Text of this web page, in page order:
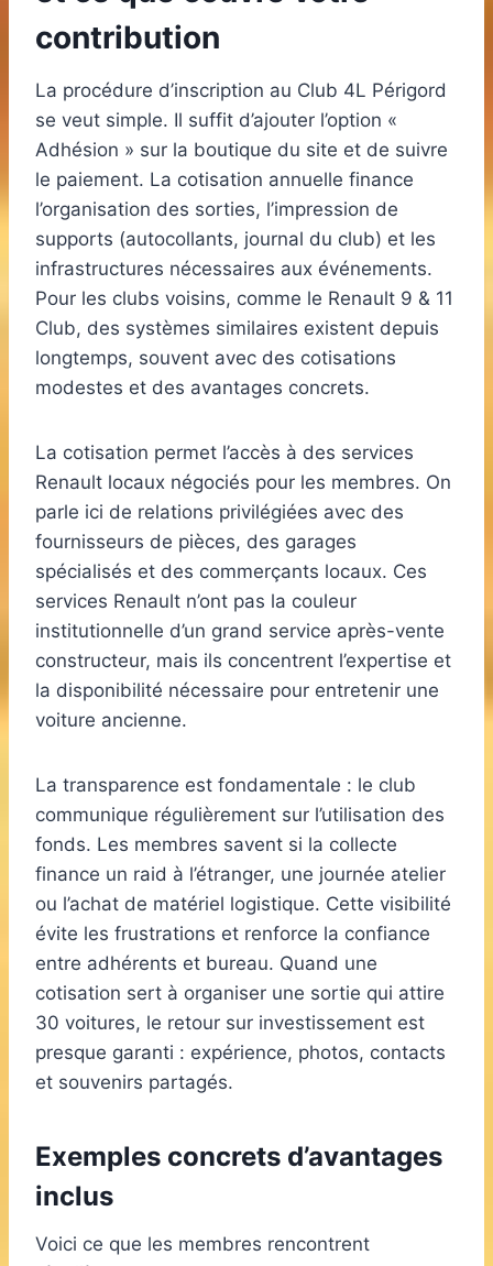
contribution
La procédure d’inscription au Club 4L Périgord
se veut simple. Il suffit d’ajouter l’option «
Adhésion » sur la boutique du site et de suivre
le paiement. La cotisation annuelle finance
l’organisation des sorties, l’impression de
supports (autocollants, journal du club) et les
infrastructures nécessaires aux événements.
Pour les clubs voisins, comme le Renault 9 & 11
Club, des systèmes similaires existent depuis
longtemps, souvent avec des cotisations
modestes et des avantages concrets.
La cotisation permet l’accès à des services
Renault locaux négociés pour les membres. On
parle ici de relations privilégiées avec des
fournisseurs de pièces, des garages
spécialisés et des commerçants locaux. Ces
services Renault n’ont pas la couleur
institutionnelle d’un grand service après-vente
constructeur, mais ils concentrent l’expertise et
la disponibilité nécessaire pour entretenir une
voiture ancienne.
La transparence est fondamentale : le club
communique régulièrement sur l’utilisation des
fonds. Les membres savent si la collecte
finance un raid à l’étranger, une journée atelier
ou l’achat de matériel logistique. Cette visibilité
évite les frustrations et renforce la confiance
entre adhérents et bureau. Quand une
cotisation sert à organiser une sortie qui attire
30 voitures, le retour sur investissement est
presque garanti : expérience, photos, contacts
et souvenirs partagés.
Exemples concrets d’avantages
inclus
Voici ce que les membres rencontrent